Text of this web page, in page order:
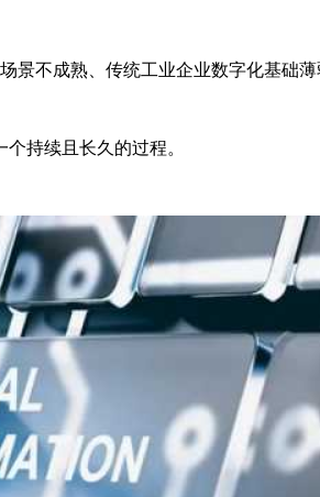
不成熟、传统工业企业数字化基础
持续且长久的过程。